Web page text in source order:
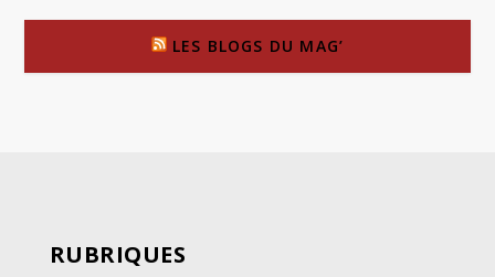
LES BLOGS DU MAG’
RUBRIQUES